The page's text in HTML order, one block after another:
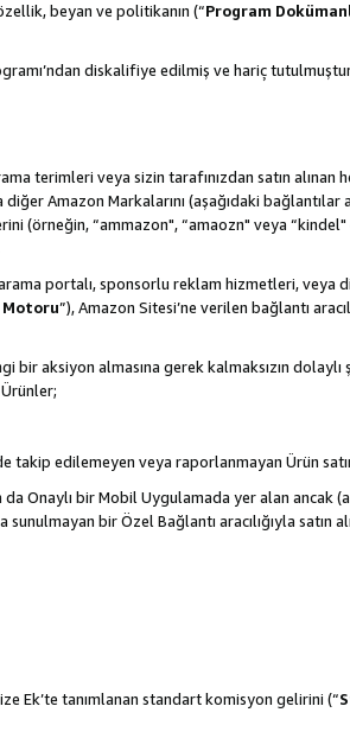
beyan ve politikanın (“Program
diskalifiye edilmiş ve hariç
terimleri veya sizin tarafınızdan satın alınan
Amazon Markalarını (aşağıdaki bağlantılar
(örneğin, “ammazon", “amaozn" veya “kindel"
portalı, sponsorlu reklam hizmetleri, veya
”), Amazon Sitesi’ne verilen bağlantı
bir aksiyon almasına gerek kalmaksızın
edilemeyen veya raporlanmayan Ürün
Onaylı bir Mobil Uygulamada yer alan ancak
bir Özel Bağlantı aracılığıyla satın
Ek’te tanımlanan standart komisyon gelirini (“